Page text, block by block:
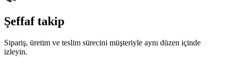
Şeffaf takip
Sipariş, üretim ve teslim sürecini müşteriyle aynı düzen içinde
izleyin.